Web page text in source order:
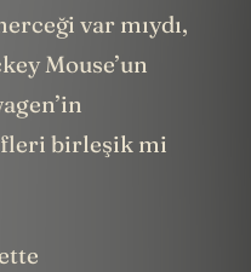
var mıydı,
Mouse’un
birleşik mi